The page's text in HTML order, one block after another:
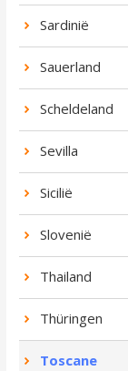
Sardinië
Sauerland
Scheldeland
Sevilla
Sicilië
Slovenië
Thailand
Thüringen
Toscane